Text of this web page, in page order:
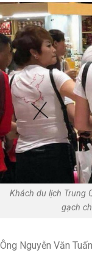
Khách du lịch Trung
gạch
Ông Nguyễn Văn